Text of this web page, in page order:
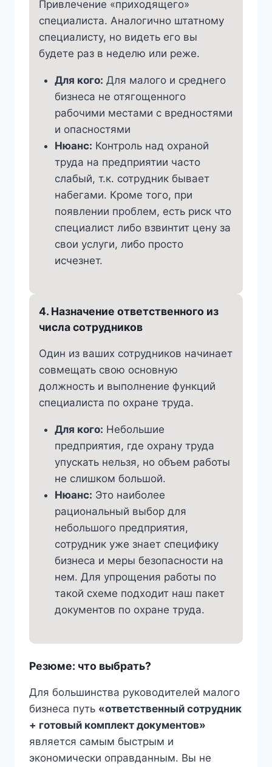
Привлечение «приходящего»
специалиста. Аналогично штатному
специалисту, но видеть его вы
будете раз в неделю или реже.
Для кого: Для малого и среднего
бизнеса не отягощенного
рабочими местами с вредностями
и опасностями
Нюанс: Контроль над охраной
труда на предприятии часто
слабый, т.к. сотрудник бывает
набегами. Кроме того, при
появлении проблем, есть риск что
специалист либо взвинтит цену за
свои услуги, либо просто
исчезнет.
4. Назначение ответственного из
числа сотрудников
Один из ваших сотрудников начинает
совмещать свою основную
должность и выполнение функций
специалиста по охране труда.
Для кого: Небольшие
предприятия, где охрану труда
упускать нельзя, но объем работы
не слишком большой.
Нюанс: Это наиболее
рациональный выбор для
небольшого предприятия,
сотрудник уже знает специфику
бизнеса и меры безопасности на
нем. Для упрощения работы по
такой схеме подходит наш пакет
документов по охране труда.
Резюме: что выбрать?
Для большинства руководителей малого
бизнеса путь «ответственный сотрудник
+ готовый комплект документов»
является самым быстрым и
экономически оправданным. Вы не